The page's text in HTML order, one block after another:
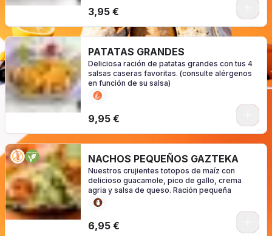
3,95 €
PATATAS GRANDES
Deliciosa ración de patatas grandes con tus 4
salsas caseras favoritas. (consulte alérgenos
en función de su salsa)
9,95 €
NACHOS PEQUEÑOS GAZTEKA
Nuestros crujientes totopos de maíz con
delicioso guacamole, pico de gallo, crema
agria y salsa de queso. Ración pequeña
6,95 €